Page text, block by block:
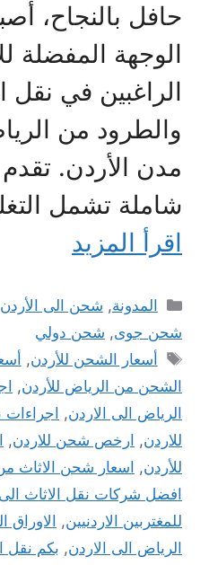
حافل بالنجاح،
الوجهة المفضلة
الراغبين في نقل
والطرود من
مدن الأردن.
شاملة تشمل
اقرأ المزيد
التصنيفات
المدونة, شحن الى الأردن
شحن جوى, شحن دولي
الوسوم
أسعار الشحن للأردن,
الشحن من الرياض للأردن,
الرياض الى الاردن,
للاردن, ارخص شحن للاردن,
للأردن, اسعار شحن الاثاث
افضل شركات نقل الاثاث الى
للمغتربين الاردنيين,
الرياض الى الاردن, بكم نقل